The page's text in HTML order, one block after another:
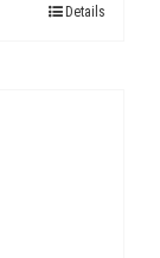
Details